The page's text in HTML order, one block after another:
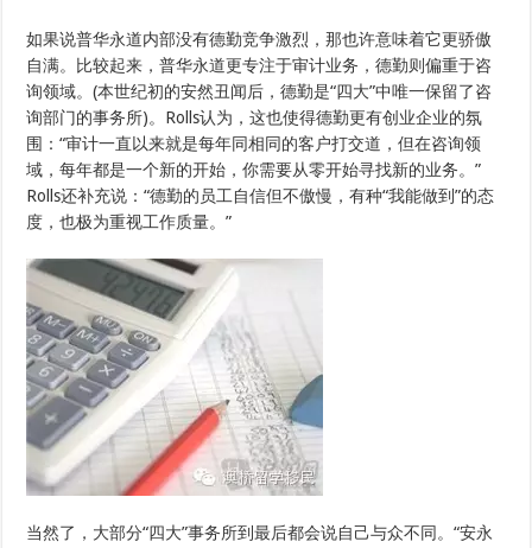
如果说普华永道内部没有德勤竞争激烈，那也许意味着它更骄傲
自满。比较起来，普华永道更专注于审计业务，德勤则偏重于咨
询领域。(本世纪初的安然丑闻后，德勤是“四大”中唯一保留了咨
询部门的事务所)。Rolls认为，这也使得德勤更有创业企业的氛
围：“审计一直以来就是每年同相同的客户打交道，但在咨询领
域，每年都是一个新的开始，你需要从零开始寻找新的业务。”
Rolls还补充说：“德勤的员工自信但不傲慢，有种“我能做到”的态
度，也极为重视工作质量。”
当然了，大部分“四大”事务所到最后都会说自己与众不同。“安永